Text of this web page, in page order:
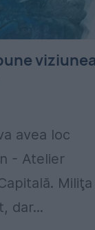
viziunea
avea loc
- Atelier
Miliţa
dar...